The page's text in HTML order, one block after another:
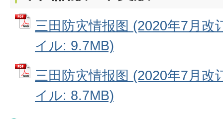
三田防灾情报图 (2020年7月改
イル: 9.7MB)
三田防灾情报图 (2020年7月改
イル: 8.7MB)